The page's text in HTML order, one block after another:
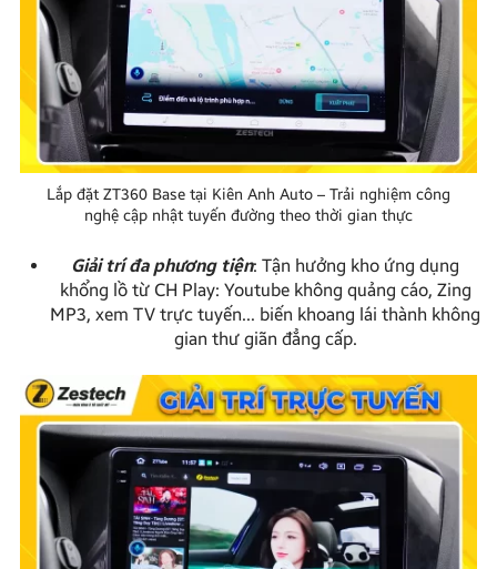
Lắp đặt ZT360 Base tại Kiên Anh Auto – Trải nghiệm công
nghệ cập nhật tuyến đường theo thời gian thực
Giải trí đa phương tiện: Tận hưởng kho ứng dụng
khổng lồ từ CH Play: Youtube không quảng cáo, Zing
MP3, xem TV trực tuyến… biến khoang lái thành không
gian thư giãn đẳng cấp.